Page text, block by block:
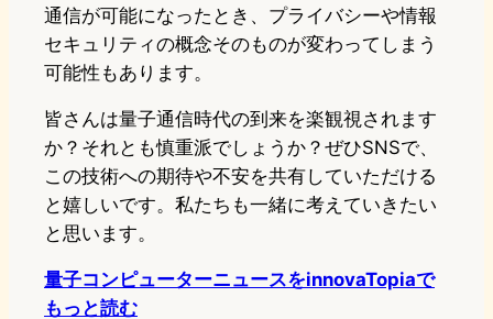
通信が可能になったとき、プライバシーや情報
セキュリティの概念そのものが変わってしまう
可能性もあります。
皆さんは量子通信時代の到来を楽観視されます
か？それとも慎重派でしょうか？ぜひSNSで、
この技術への期待や不安を共有していただける
と嬉しいです。私たちも一緒に考えていきたい
と思います。
量子コンピューターニュースをinnovaTopiaで
もっと読む